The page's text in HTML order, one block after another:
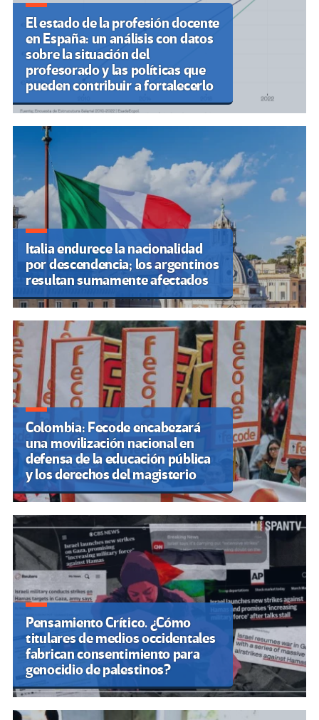
El estado de la profesión docente
en España: un análisis con datos
sobre la situación del
profesorado y las políticas que
pueden contribuir a fortalecerlo
Italia endurece la nacionalidad
por descendencia; los argentinos
resultan sumamente afectados
Colombia: Fecode encabezará
una movilización nacional en
defensa de la educación pública
y los derechos del magisterio
Pensamiento Crítico. ¿Cómo
titulares de medios occidentales
fabrican consentimiento para
genocidio de palestinos?